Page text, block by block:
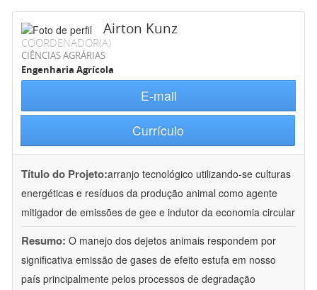
Airton Kunz
COORDENADOR(A)
CIÊNCIAS AGRÁRIAS
Engenharia Agrícola
E-mail
Currículo
Título do Projeto:arranjo tecnológico utilizando-se culturas
energéticas e resíduos da produção animal como agente
mitigador de emissões de gee e indutor da economia circular
Resumo: O manejo dos dejetos animais respondem por
significativa emissão de gases de efeito estufa em nosso
país principalmente pelos processos de degradação